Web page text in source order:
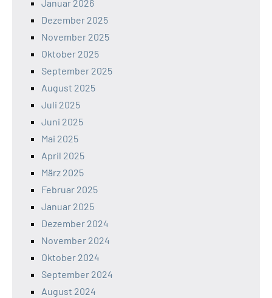
Januar 2026
Dezember 2025
November 2025
Oktober 2025
September 2025
August 2025
Juli 2025
Juni 2025
Mai 2025
April 2025
März 2025
Februar 2025
Januar 2025
Dezember 2024
November 2024
Oktober 2024
September 2024
August 2024